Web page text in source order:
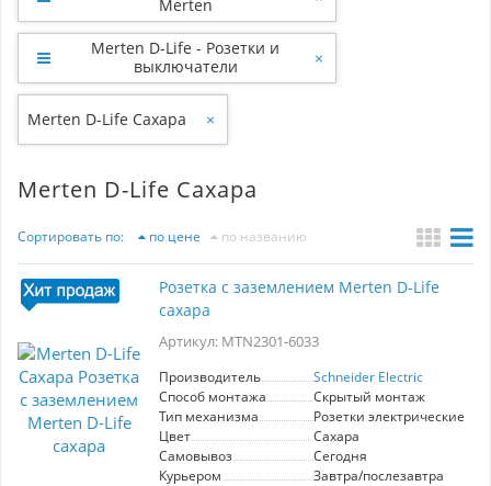
Merten
Merten D-Life - Розетки и
выключатели
×
Merten D-Life Сахара ×
Merten D-Life Сахара
Сортировать по: по цене по названию
Розетка с заземлением Merten D-Life
сахара
Артикул: MTN2301-6033
Производитель
Schneider Electric
Способ монтажа
Скрытый монтаж
Тип механизма
Розетки электрические
Цвет
Сахара
Самовывоз
Сегодня
Курьером
Завтра/послезавтра